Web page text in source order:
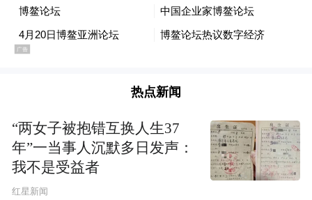
于传统柜台。”农业银行琼海市支行副行长吴
毓森介绍说，自助设备的引入和升级，提高
了业务办理效率，减少客户的排队等候时
热点新闻
“两女子被抱错互换人生37
年”一当事人沉默多日发声：
我不是受益者
红星新闻